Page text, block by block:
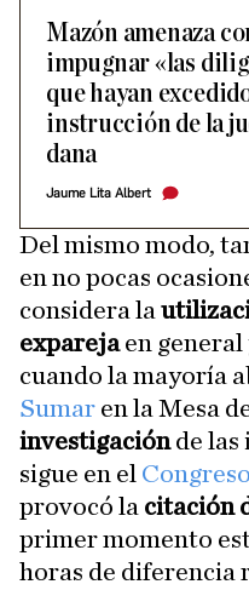
Mazón amenaza
impugnar «las
que hayan
instrucción de la
dana
Jaume Lita Albert
Del mismo modo,
en no pocas
considera la
exparejaen
cuando la mayoría
Sumar en la Mesa
investigaciónde las
sigue en el
provocó la citación
primer momento
horas de diferencia